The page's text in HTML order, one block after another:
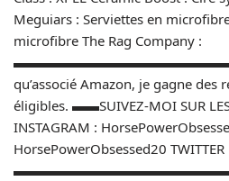
Meguiars : Serviettes en
microfibre The Rag Company :
qu’associé Amazon, je gagne des
éligibles. ▬▬SUIVEZ-MOI SUR
INSTAGRAM :
HorsePowerObsessed20 TWITTER